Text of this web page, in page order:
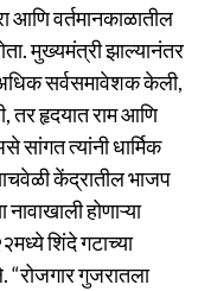
आणि वर्तमानकाळातील
मुख्यमंत्री झाल्यानंतर
अधिक सर्वसमावेशक केली,
तर हृदयात राम आणि
सांगत त्यांनी धार्मिक
केंद्रातील भाजप
होणाऱ्या
शिंदे गटाच्या
“रोजगार गुजरातला